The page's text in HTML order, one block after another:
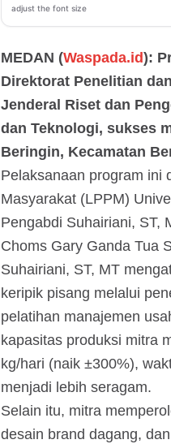
adjust the font size
MEDAN (Waspada.id):
Direktorat Penelitian
Jenderal Riset dan
dan Teknologi, sukses
Beringin, Kecamatan
Pelaksanaan program ini
Masyarakat (LPPM)
Pengabdi Suhairiani, ST,
Choms Gary Ganda Tua
Suhairiani, ST, MT
keripik pisang melalui
pelatihan manajemen
kapasitas produksi mitra
kg/hari (naik ±300%),
menjadi lebih seragam.
Selain itu, mitra
desain brand dagang,